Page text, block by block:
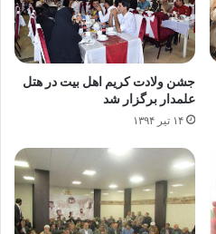
جشن ولادت کریم اهل بیت در هتل
علمدار برگزار شد
۱۴ تیر ۱۳۹۴